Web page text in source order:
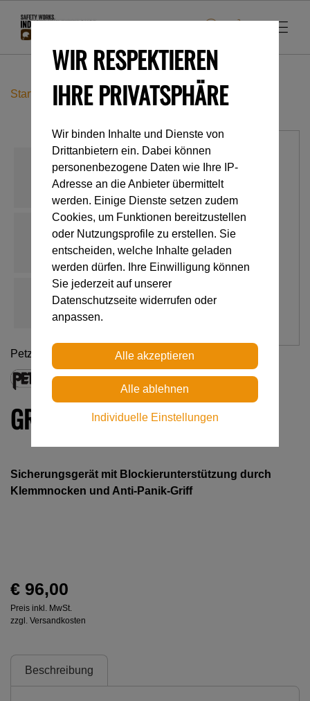
Startseite Industrieklettern Abseilgeräte
Petzl
GRIGRI +
Sicherungsgerät mit Blockierunterstützung durch
Klemmnocken und Anti-Panik-Griff
€ 96,00
Preis inkl. MwSt.
zzgl. Versandkosten
Beschreibung
WIR RESPEKTIEREN
IHRE PRIVATSPHÄRE
Wir binden Inhalte und Dienste von
Drittanbietern ein. Dabei können
personenbezogene Daten wie Ihre IP-
Adresse an die Anbieter übermittelt
werden. Einige Dienste setzen zudem
Cookies, um Funktionen bereitzustellen
oder Nutzungsprofile zu erstellen. Sie
entscheiden, welche Inhalte geladen
werden dürfen. Ihre Einwilligung können
Sie jederzeit auf unserer
Datenschutzseite widerrufen oder
anpassen.
Individuelle Einstellungen